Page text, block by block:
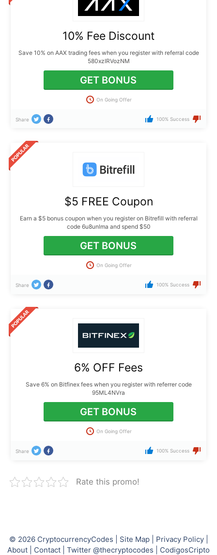
10% Fee Discount
Save 10% on AAX trading fees when you register with referral code
580xzIRVozNM
GET BONUS
On Going Offer
Share 100% Success
$5 FREE Coupon
Earn a $5 bonus coupon when you register on Bitrefill with referral
code 6u8unlma and spend $50
GET BONUS
On Going Offer
Share 100% Success
6% OFF Fees
Save 6% on Bitfinex fees when you register with referrer code
95ML4NVra
GET BONUS
On Going Offer
Share 100% Success
Rate this promo!
© 2026 CryptocurrencyCodes Site Map| Privacy Policy|
About
Contact Twitter @thecryptocodes CodigosCripto